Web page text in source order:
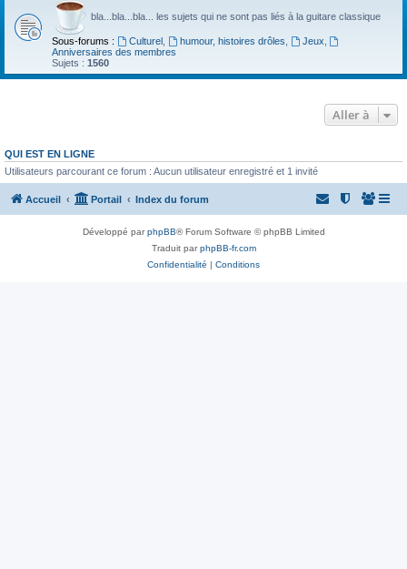
bla...bla...bla... les sujets qui ne sont pas liés à la guitare classique
Sous-forums : Culturel, humour, histoires drôles Jeux
Anniversaires des membres
Sujets : 1560
Aller à
QUI EST EN LIGNE
Utilisateurs parcourant ce forum : Aucun utilisateur enregistré et 1 invité
Accueil Portail Index du forum
Développé parphpBB® Forum Software © phpBB Limited
Traduit parphpBB-fr.com
Confidentialité | Conditions